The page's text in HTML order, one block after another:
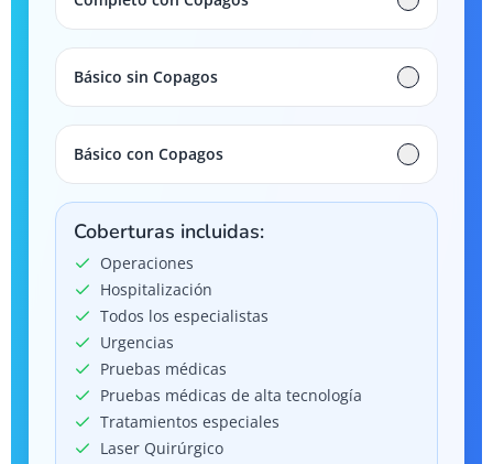
Básico sin Copagos
Básico con Copagos
Coberturas incluidas:
Operaciones
Hospitalización
Todos los especialistas
Urgencias
Pruebas médicas
Pruebas médicas de alta tecnología
Tratamientos especiales
Laser Quirúrgico